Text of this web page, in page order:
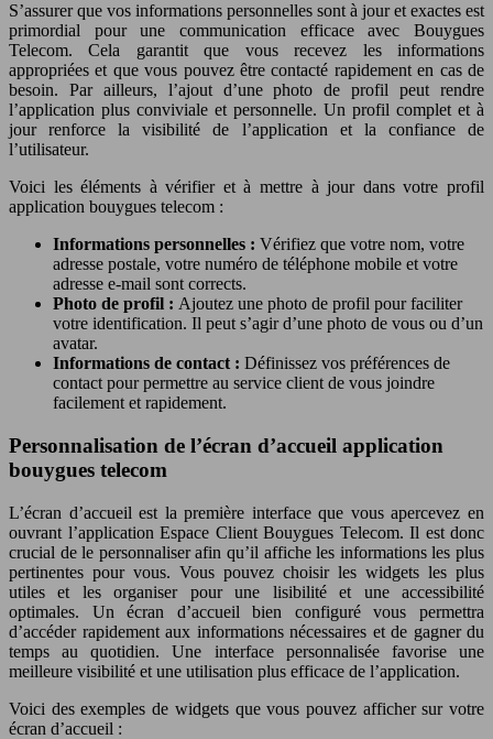
S’assurer que vos informations personnelles sont à jour et exactes est
primordial pour une communication efficace avec Bouygues
Telecom. Cela garantit que vous recevez les informations
appropriées et que vous pouvez être contacté rapidement en cas de
besoin. Par ailleurs, l’ajout d’une photo de profil peut rendre
l’application plus conviviale et personnelle. Un profil complet et à
jour renforce la visibilité de l’application et la confiance de
l’utilisateur.
Voici les éléments à vérifier et à mettre à jour dans votre profil
application bouygues telecom :
Informations personnelles : Vérifiez que votre nom, votre
adresse postale, votre numéro de téléphone mobile et votre
adresse e-mail sont corrects.
Photo de profil : Ajoutez une photo de profil pour faciliter
votre identification. Il peut s’agir d’une photo de vous ou d’un
avatar.
Informations de contact : Définissez vos préférences de
contact pour permettre au service client de vous joindre
facilement et rapidement.
Personnalisation de l’écran d’accueil application
bouygues telecom
L’écran d’accueil est la première interface que vous apercevez en
ouvrant l’application Espace Client Bouygues Telecom. Il est donc
crucial de le personnaliser afin qu’il affiche les informations les plus
pertinentes pour vous. Vous pouvez choisir les widgets les plus
utiles et les organiser pour une lisibilité et une accessibilité
optimales. Un écran d’accueil bien configuré vous permettra
d’accéder rapidement aux informations nécessaires et de gagner du
temps au quotidien. Une interface personnalisée favorise une
meilleure visibilité et une utilisation plus efficace de l’application.
Voici des exemples de widgets que vous pouvez afficher sur votre
écran d’accueil :